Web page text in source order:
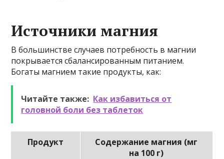
Источники магния
В большинстве случаев потребность в магнии
покрывается сбалансированным питанием.
Богаты магнием такие продукты, как:
Читайте также: Как избавиться от
головной боли без таблеток
Продукт
Содержание магния (мг
на 100 г)